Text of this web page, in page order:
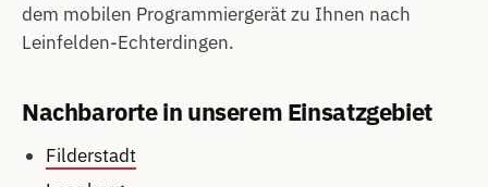
dem mobilen Programmiergerät zu Ihnen nach
Leinfelden-Echterdingen.
Nachbarorte in unserem Einsatzgebiet
Filderstadt